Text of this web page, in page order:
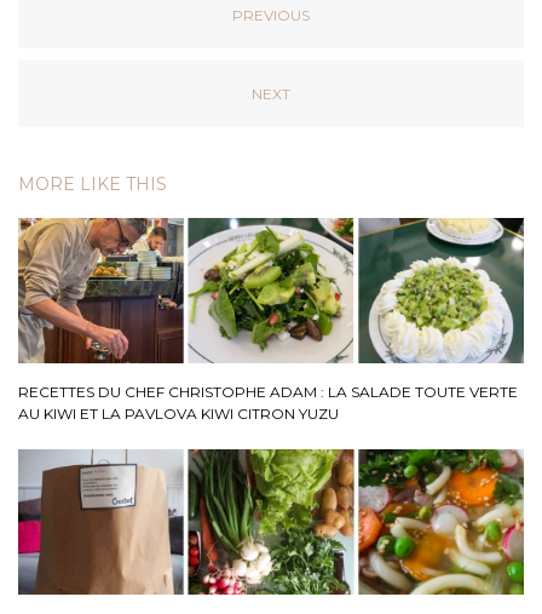
PREVIOUS
NEXT
MORE LIKE THIS
RECETTES DU CHEF CHRISTOPHE ADAM : LA SALADE TOUTE VERTE
AU KIWI ET LA PAVLOVA KIWI CITRON YUZU